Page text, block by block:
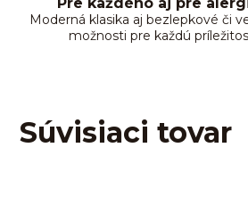
Pre každého aj pre
Moderná klasika aj bezlepkové či
možnosti pre každú
Súvisiaci tovar